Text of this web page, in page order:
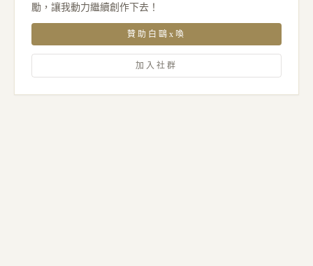
勵，讓我動力繼續創作下去！
贊助白鷗x喚
加入社群